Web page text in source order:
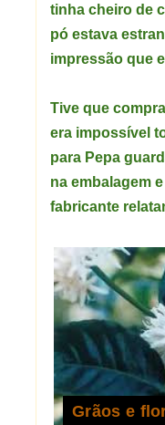
tinha cheiro de
pó estava
impressão que
Tive que
era impossível
para Pepa
na embalagem
fabricante
Grãos e